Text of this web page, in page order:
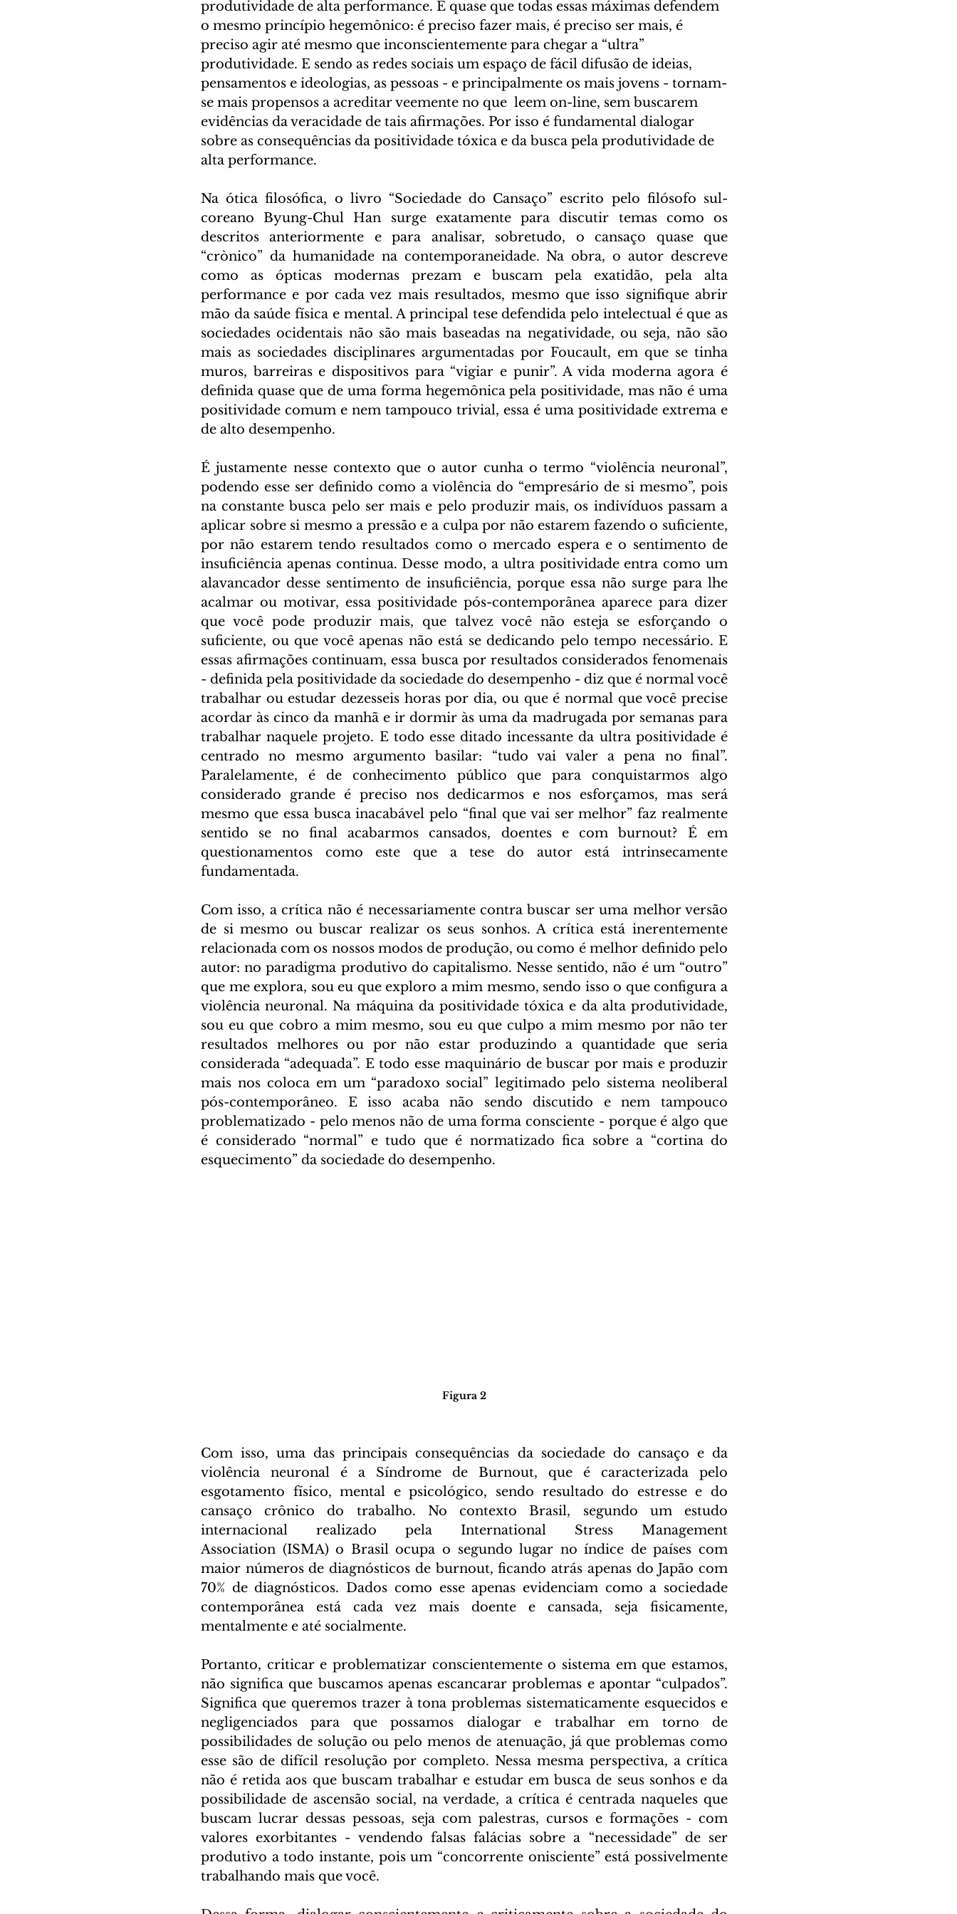
produtividade de alta performance. E quase que todas essas máximas defendem
o mesmo princípio hegemônico: é preciso fazer mais, é preciso ser mais, é
preciso agir até mesmo que inconscientemente para chegar a “ultra”
produtividade. E sendo as redes sociais um espaço de fácil difusão de ideias,
pensamentos e ideologias, as pessoas - e principalmente os mais jovens - tornam-
se mais propensos a acreditar veemente no que  leem on-line, sem buscarem
evidências da veracidade de tais afirmações. Por isso é fundamental dialogar
sobre as consequências da positividade tóxica e da busca pela produtividade de
alta performance.
Na ótica filosófica, o livro “Sociedade do Cansaço” escrito pelo filósofo sul-
coreano Byung-Chul Han surge exatamente para discutir temas como os
descritos anteriormente e para analisar, sobretudo, o cansaço quase que
“crònico” da humanidade na contemporaneidade. Na obra, o autor descreve
como as ópticas modernas prezam e buscam pela exatidão, pela alta
performance e por cada vez mais resultados, mesmo que isso signifique abrir
mão da saúde física e mental. A principal tese defendida pelo intelectual é que as
sociedades ocidentais não são mais baseadas na negatividade, ou seja, não são
mais as sociedades disciplinares argumentadas por Foucault, em que se tinha
muros, barreiras e dispositivos para “vigiar e punir”. A vida moderna agora é
definida quase que de uma forma hegemônica pela positividade, mas não é uma
positividade comum e nem tampouco trivial, essa é uma positividade extrema e
de alto desempenho.
É justamente nesse contexto que o autor cunha o termo “violência neuronal”,
podendo esse ser definido como a violência do “empresário de si mesmo”, pois
na constante busca pelo ser mais e pelo produzir mais, os indivíduos passam a
aplicar sobre si mesmo a pressão e a culpa por não estarem fazendo o suficiente,
por não estarem tendo resultados como o mercado espera e o sentimento de
insuficiência apenas continua. Desse modo, a ultra positividade entra como um
alavancador desse sentimento de insuficiência, porque essa não surge para lhe
acalmar ou motivar, essa positividade pós-contemporânea aparece para dizer
que você pode produzir mais, que talvez você não esteja se esforçando o
suficiente, ou que você apenas não está se dedicando pelo tempo necessário. E
essas afirmações continuam, essa busca por resultados considerados fenomenais
- definida pela positividade da sociedade do desempenho - diz que é normal você
trabalhar ou estudar dezesseis horas por dia, ou que é normal que você precise
acordar às cinco da manhã e ir dormir às uma da madrugada por semanas para
trabalhar naquele projeto. E todo esse ditado incessante da ultra positividade é
centrado no mesmo argumento basilar: “tudo vai valer a pena no final”.
Paralelamente, é de conhecimento público que para conquistarmos algo
considerado grande é preciso nos dedicarmos e nos esforçamos, mas será
mesmo que essa busca inacabável pelo “final que vai ser melhor” faz realmente
sentido se no final acabarmos cansados, doentes e com burnout? É em
questionamentos como este que a tese do autor está intrinsecamente
fundamentada.
Com isso, a crítica não é necessariamente contra buscar ser uma melhor versão
de si mesmo ou buscar realizar os seus sonhos. A crítica está inerentemente
relacionada com os nossos modos de produção, ou como é melhor definido pelo
autor: no paradigma produtivo do capitalismo. Nesse sentido, não é um “outro”
que me explora, sou eu que exploro a mim mesmo, sendo isso o que configura a
violência neuronal. Na máquina da positividade tóxica e da alta produtividade,
sou eu que cobro a mim mesmo, sou eu que culpo a mim mesmo por não ter
resultados melhores ou por não estar produzindo a quantidade que seria
considerada “adequada”. E todo esse maquinário de buscar por mais e produzir
mais nos coloca em um “paradoxo social” legitimado pelo sistema neoliberal
pós-contemporâneo. E isso acaba não sendo discutido e nem tampouco
problematizado - pelo menos não de uma forma consciente - porque é algo que
é considerado “normal” e tudo que é normatizado fica sobre a “cortina do
esquecimento” da sociedade do desempenho.
Figura 2
Com isso, uma das principais consequências da sociedade do cansaço e da
violência neuronal é a Síndrome de Burnout, que é caracterizada pelo
esgotamento físico, mental e psicológico, sendo resultado do estresse e do
cansaço crônico do trabalho. No contexto Brasil, segundo um estudo
internacional realizado pela International Stress Management
Association (ISMA) o Brasil ocupa o segundo lugar no índice de países com
maior números de diagnósticos de burnout, ficando atrás apenas do Japão com
70% de diagnósticos. Dados como esse apenas evidenciam como a sociedade
contemporânea está cada vez mais doente e cansada, seja fisicamente,
mentalmente e até socialmente.
Portanto, criticar e problematizar conscientemente o sistema em que estamos,
não significa que buscamos apenas escancarar problemas e apontar “culpados”.
Significa que queremos trazer à tona problemas sistematicamente esquecidos e
negligenciados para que possamos dialogar e trabalhar em torno de
possibilidades de solução ou pelo menos de atenuação, já que problemas como
esse são de difícil resolução por completo. Nessa mesma perspectiva, a crítica
não é retida aos que buscam trabalhar e estudar em busca de seus sonhos e da
possibilidade de ascensão social, na verdade, a crítica é centrada naqueles que
buscam lucrar dessas pessoas, seja com palestras, cursos e formações - com
valores exorbitantes - vendendo falsas falácias sobre a “necessidade” de ser
produtivo a todo instante, pois um “concorrente onisciente” está possivelmente
trabalhando mais que você.